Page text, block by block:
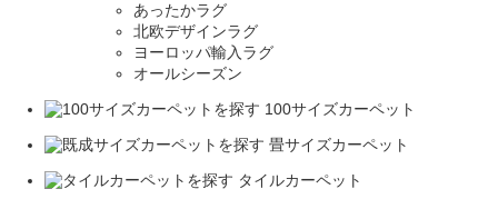
あったかラグ
北欧デザインラグ
ヨーロッパ輸入ラグ
オールシーズン
100サイズカーペット
畳サイズカーペット
タイルカーペット